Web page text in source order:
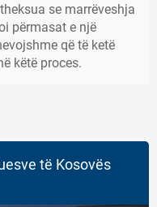
se marrëveshja
përmasat e një
që të ketë
këtë proces.
të Kosovës